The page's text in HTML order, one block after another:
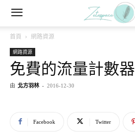
首頁 網路資源
網路資源
免費的流量計數器
由 北方羽林 - 2016-12-30
Facebook Twitter